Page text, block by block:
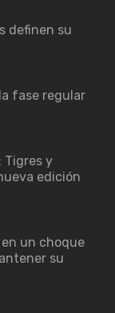
definen su
fase regular
Tigres y
edición
un choque
su